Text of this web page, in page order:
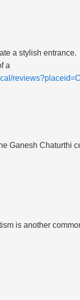
a stylish entrance.
a
Ganesh Chaturthi
is another